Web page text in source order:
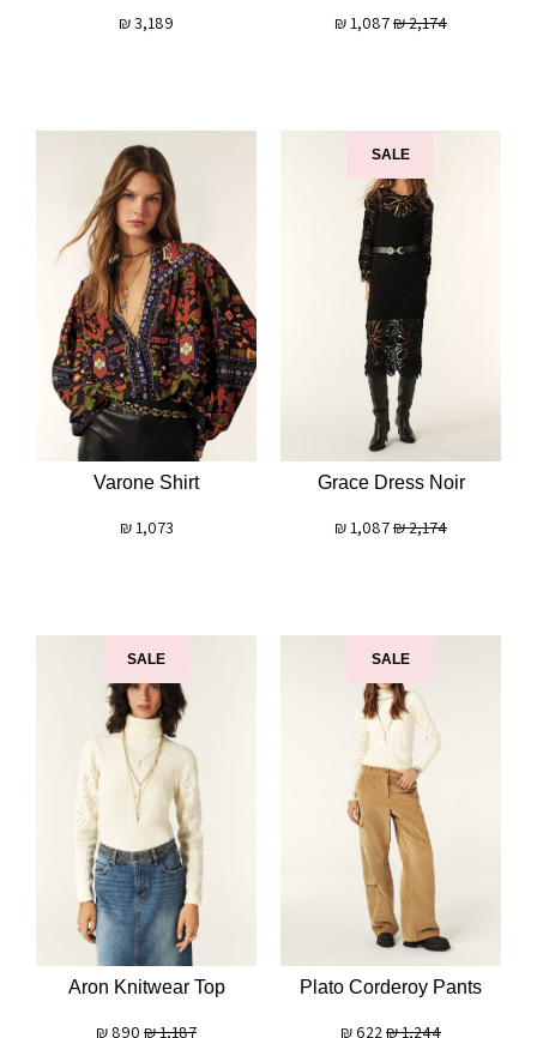
2,174
₪
1,087
₪
3,189
₪
SALE
Grace Dress Noir
2,174
₪
1,087
₪
Varone Shirt
1,073
₪
SALE
Plato Corderoy Pants
1,244
₪
622
₪
SALE
Aron Knitwear Top
1,187
₪
890
₪